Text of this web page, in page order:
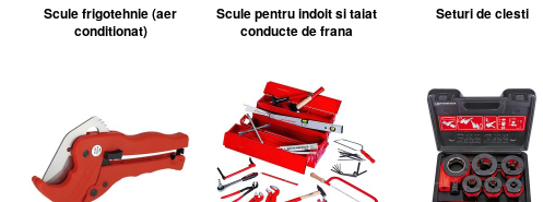
Scule frigotehnie (aer
conditionat)
Scule pentru indoit si taiat
conducte de frana
Seturi de clesti